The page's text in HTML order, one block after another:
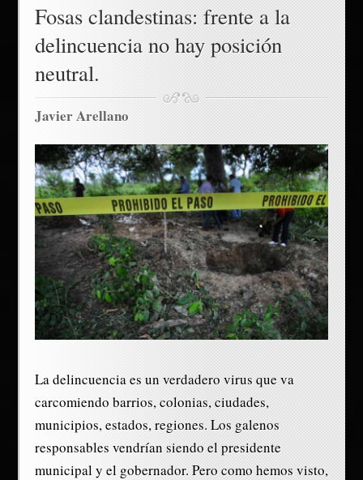
Fosas clandestinas: frente a la
delincuencia no hay posición
neutral.
Javier Arellano
La delincuencia es un verdadero virus que va
carcomiendo barrios, colonias, ciudades,
municipios, estados, regiones. Los galenos
responsables vendrían siendo el presidente
municipal y el gobernador. Pero como hemos visto,